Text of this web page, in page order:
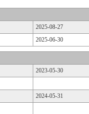
2025-08-27
2025-06-30
2023-05-30
2024-05-31